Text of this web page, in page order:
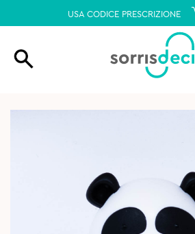
USA CODICE PRESCRIZIONE